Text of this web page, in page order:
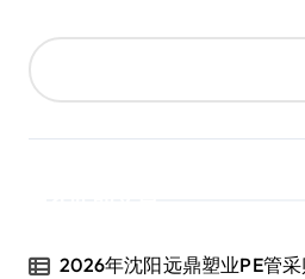
2026年沈阳远鼎塑业PE管